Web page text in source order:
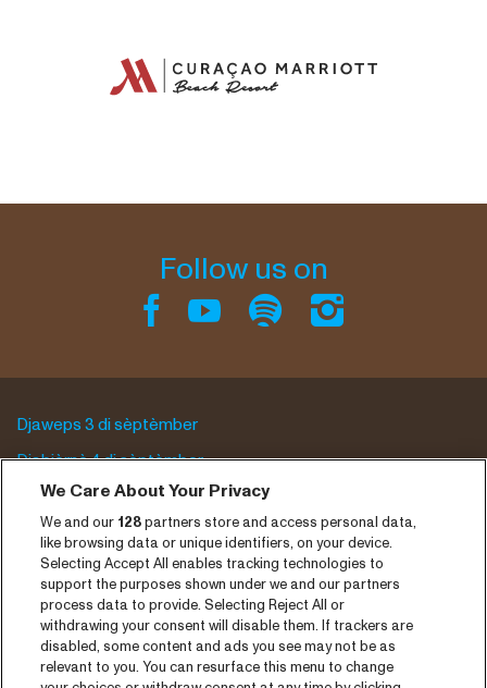
Follow us on
Djaweps 3 di sèptèmber
Djabièrnè 4 di sèptèmber
Djasabra 5 di sèptèmber
Program archive
Entrada
Notisia
Prensa
We Care About Your Privacy
We and our 128partners store and access personal data,
like browsing data or unique identifiers, on your device.
Selecting Accept All enables tracking technologies to
support the purposes shown under we and our partners
process data to provide. Selecting Reject All or
withdrawing your consent will disable them. If trackers are
disabled, some content and ads you see may not be as
relevant to you. You can resurface this menu to change